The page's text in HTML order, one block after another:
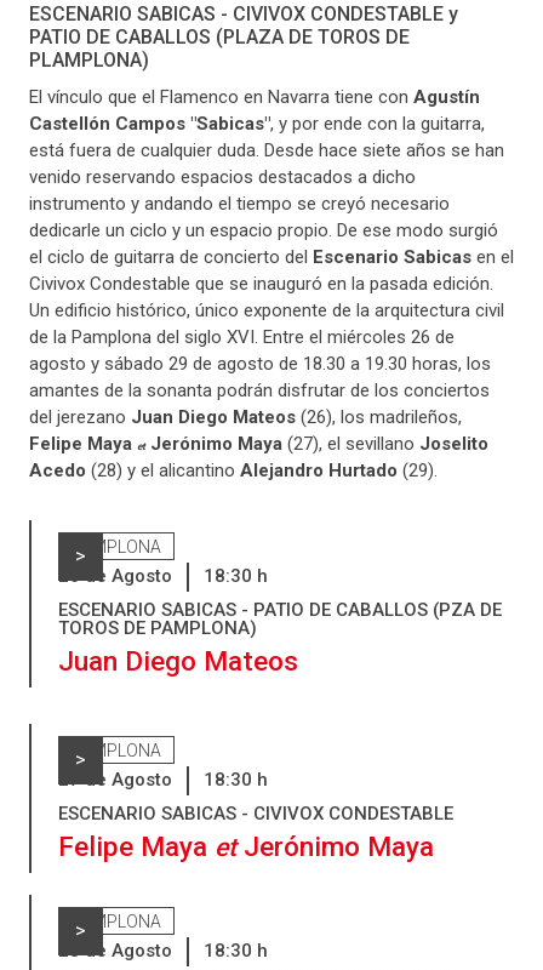
ESCENARIO SABICAS - CIVIVOX CONDESTABLE y
PATIO DE CABALLOS (PLAZA DE TOROS DE
PLAMPLONA)
El vínculo que el Flamenco en Navarra tiene con Agustín
Castellón Campos "Sabicas", y por ende con la guitarra,
está fuera de cualquier duda. Desde hace siete años se han
venido reservando espacios destacados a dicho
instrumento y andando el tiempo se creyó necesario
dedicarle un ciclo y un espacio propio. De ese modo surgió
el ciclo de guitarra de concierto del Escenario Sabicas en el
Civivox Condestable que se inauguró en la pasada edición.
Un edificio histórico, único exponente de la arquitectura civil
de la Pamplona del siglo XVI. Entre el miércoles 26 de
agosto y sábado 29 de agosto de 18.30 a 19.30 horas, los
amantes de la sonanta podrán disfrutar de los conciertos
del jerezano Juan Diego Mateos (26), los madrileños,
Felipe Maya etJerónimo Maya (27), el sevillano Joselito
Acedo (28) y el alicantino Alejandro Hurtado (29).
PAMPLONA
26 de Agosto 18:30 h
ESCENARIO SABICAS - PATIO DE CABALLOS (PZA DE
TOROS DE PAMPLONA)
Juan Diego Mateos
>
PAMPLONA
27 de Agosto 18:30 h
ESCENARIO SABICAS - CIVIVOX CONDESTABLE
Felipe Maya etJerónimo Maya
>
PAMPLONA
28 de Agosto 18:30 h
>